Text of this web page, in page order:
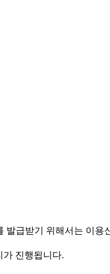
급받기 위해서는 이
진행됩니다.